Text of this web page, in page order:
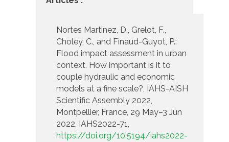
Nortes Martinez, D., Grelot, F.,
Choley, C., and Finaud-Guyot, P.:
Flood impact assessment in urban
context. How important is it to
couple hydraulic and economic
models at a fine scale?, IAHS-AISH
Scientific Assembly 2022,
Montpellier, France, 29 May–3 Jun
2022, IAHS2022-71,
https://doi.org/10.5194/iahs2022-